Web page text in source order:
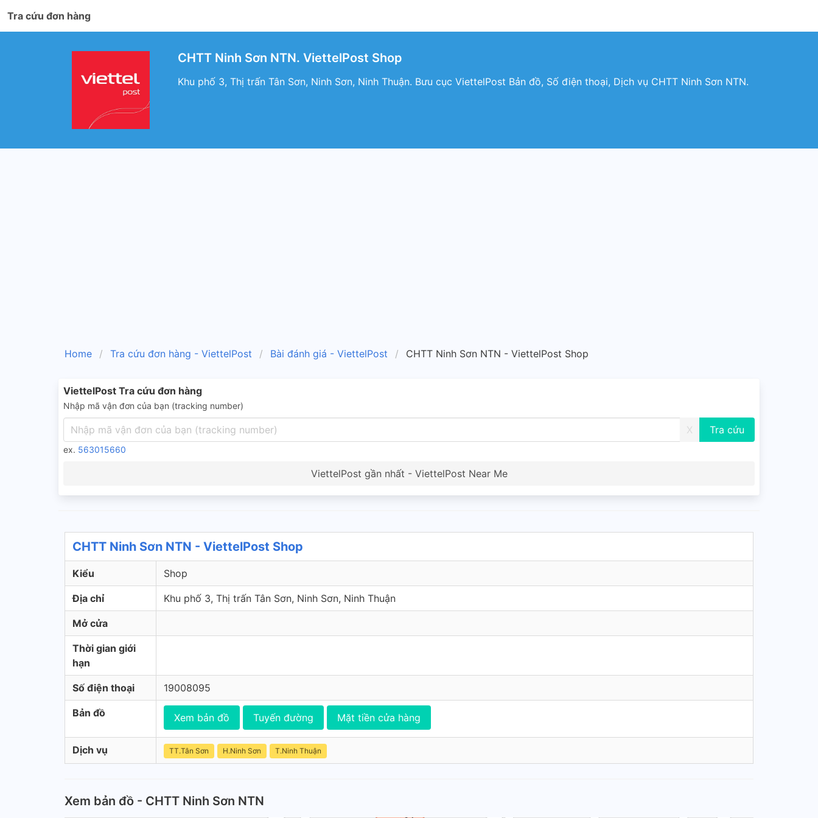
Tra cứu đơn hàng
CHTT Ninh Sơn NTN. ViettelPost Shop
Khu phố 3, Thị trấn Tân Sơn, Ninh Sơn, Ninh Thuận. Bưu cục ViettelPost Bản đồ, Số điện thoại, Dịch vụ CHTT Ninh Sơn NTN.
Home Tra cứu đơn hàng - ViettelPost Bài đánh giá - ViettelPost CHTT Ninh Sơn NTN - ViettelPost Shop
ViettelPost Tra cứu đơn hàng
Nhập mã vận đơn của bạn (tracking number)
X
ex. 563015660
ViettelPost gần nhất - ViettelPost Near Me
CHTT Ninh Sơn NTN - ViettelPost Shop
Kiểu Shop
Địa chỉ Khu phố 3, Thị trấn Tân Sơn, Ninh Sơn, Ninh Thuận
Mở cửa
Thời gian giới
hạn
Số điện thoại 19008095
Bản đồ Xem bản đồ Tuyến đường Mặt tiền cửa hàng
Dịch vụ TT.Tân Sơn H.Ninh Sơn T.Ninh Thuận
Xem bản đồ - CHTT Ninh Sơn NTN